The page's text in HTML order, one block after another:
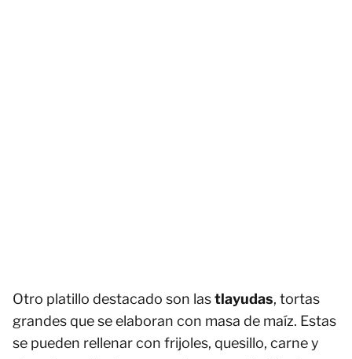
Otro platillo destacado son lastlayudas, tortas
grandes que se elaboran con masa de maíz. Estas
se pueden rellenar con frijoles, quesillo, carne y